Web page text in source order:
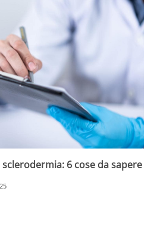
6 cose da sapere